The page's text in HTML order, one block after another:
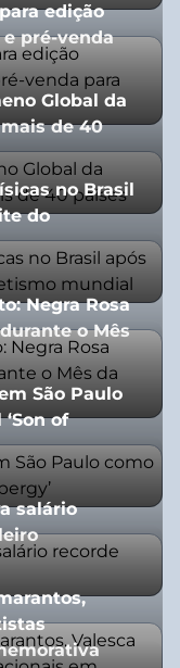
edição
pré-venda
Global da
de 40
no Brasil
do
Negra Rosa
o Mês
São Paulo
of
salário